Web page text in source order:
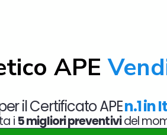
APE
il Certificato APEn.1 in
i 5 migliori preventividel